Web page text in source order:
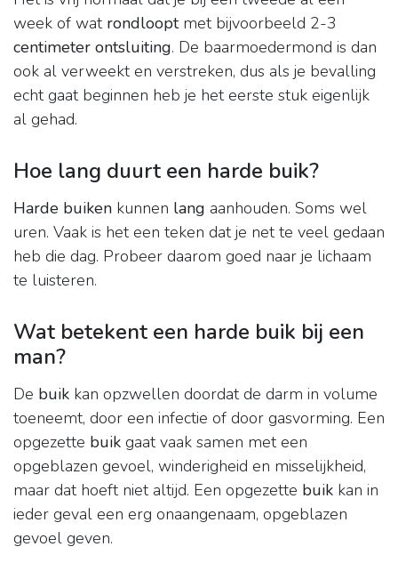
week of wat rondlooptmet bijvoorbeeld 2-3
centimeter ontsluiting. De baarmoedermond is dan
ook al verweekt en verstreken, dus als je bevalling
echt gaat beginnen heb je het eerste stuk eigenlijk
al gehad.
Hoe lang duurt een harde buik?
Harde buiken kunnen lang aanhouden. Soms wel
uren. Vaak is het een teken dat je net te veel gedaan
heb die dag. Probeer daarom goed naar je lichaam
te luisteren.
Wat betekent een harde buik bij een
man?
De buik kan opzwellen doordat de darm in volume
toeneemt, door een infectie of door gasvorming. Een
opgezette buik gaat vaak samen met een
opgeblazen gevoel, winderigheid en misselijkheid,
maar dat hoeft niet altijd. Een opgezette buik kan in
ieder geval een erg onaangenaam, opgeblazen
gevoel geven.